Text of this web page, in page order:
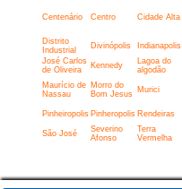
Centenário Centro Cidade Alta
Distrito
Industrial
Divinópolis Indianapolis
José Carlos
de Oliveira
Kennedy
Lagoa do
algodão
Maurício de
Nassau
Morro do
Bom Jesus
Murici
Pinheiropolis Pinheropolis Rendeiras
São José
Severino
Afonso
Terra
Vermelha